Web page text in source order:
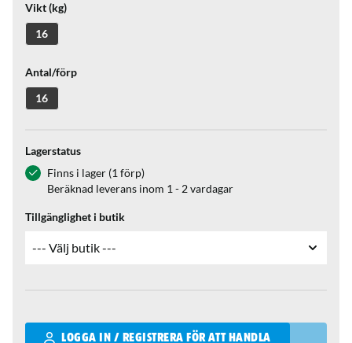
Vikt (kg)
16
Antal/förp
16
Lagerstatus
Finns i lager (1 förp)
Beräknad leverans inom 1 - 2 vardagar
Tillgänglighet i butik
LOGGA IN / REGISTRERA FÖR ATT HANDLA
Qantity